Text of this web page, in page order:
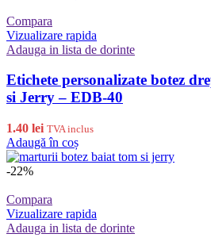
Compara
Vizualizare rapida
Adauga in lista de dorinte
Etichete personalizate botez
si Jerry – EDB-40
1.40 lei TVA inclus
Adaugă în coș
-22%
Compara
Vizualizare rapida
Adauga in lista de dorinte